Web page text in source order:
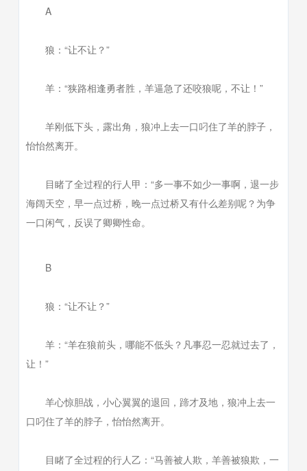
A
狼：“让不让？”
羊：“狭路相逢勇者胜，羊逼急了还咬狼呢，不让！”
羊刚低下头，露出角，狼冲上去一口叼住了羊的脖子，
怡怡然离开。
目睹了全过程的行人甲：“多一事不如少一事啊，退一步
海阔天空，早一点过桥，晚一点过桥又有什么差别呢？为争
一口闲气，反误了卿卿性命。
B
狼：“让不让？”
羊：“羊在狼前头，哪能不低头？凡事忍一忍就过去了，
让！”
羊心惊胆战，小心翼翼的退回，蹄才及地，狼冲上去一
口叼住了羊的脖子，怡怡然离开。
目睹了全过程的行人乙：“马善被人欺，羊善被狼欺，一